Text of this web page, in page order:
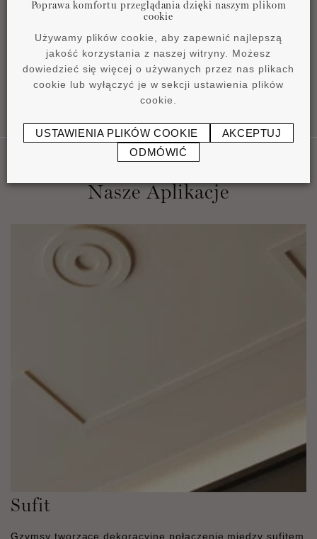
Instrukcja instalacji
1,16 MB
Nasze Aplikacje
Sufit
Gzymsy tworzące dekoracyjne połączenie między sufitem
Poprawa komfortu przeglądania dzięki naszym plikom
cookie
Używamy plików cookie, aby zapewnić najlepszą
jakość korzystania z naszej witryny. Możesz
dowiedzieć się więcej o używanych przez nas plikach
cookie lub wyłączyć je w sekcji ustawienia plików
cookie.
USTAWIENIA PLIKÓW COOKIE
AKCEPTUJ
ODMÓWIĆ